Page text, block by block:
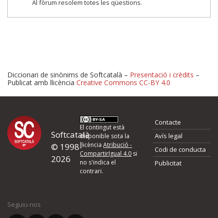
Al fòrum resolem totes les qüestions.
Proposeu-nos millores o
d'errors
Si heu trobat un error o voleu proposar alguna millora, ompliu els
quina és la millora que proposeu o l'error del qual voleu informar-
Diccionari de sinònims de Softcatalà – Presentació i crèdits –
Publicat amb llicència Creative Commons CC-BY 4.0
Softcatalà
© 1998-
2026
El contingut està
disponible sota la
llicènciaAtribució -
CompartirIgual 4.0 si
no s'indica el
contrari.
Contacte
Avís legal
Codi de conducta
Publicitat
Seguiu-nos